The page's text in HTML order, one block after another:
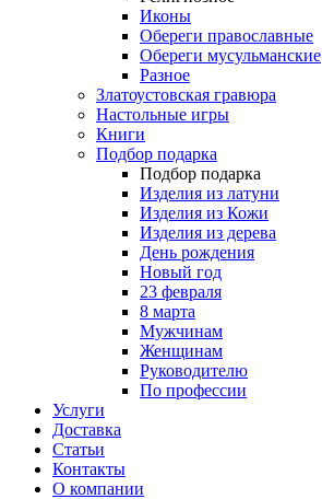
Иконы
Обереги православные
Обереги мусульманские
Разное
Златоустовская гравюра
Настольные игры
Книги
Подбор подарка
Подбор подарка
Изделия из латуни
Изделия из Кожи
Изделия из дерева
День рождения
Новый год
23 февраля
8 марта
Мужчинам
Женщинам
Руководителю
По профессии
Услуги
Доставка
Статьи
Контакты
О компании